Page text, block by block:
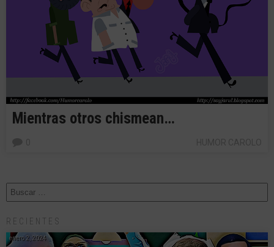
Mientras otros chismean…
RECIENTES
enero 2, 2024